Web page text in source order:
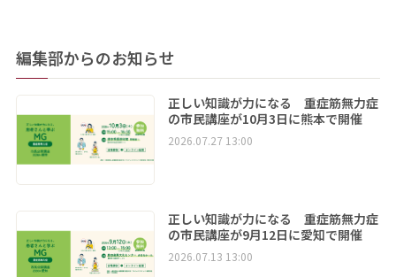
編集部からのお知らせ
正しい知識が力になる 重症筋無力症
の市民講座が10月3日に熊本で開催
2026.07.27 13:00
正しい知識が力になる 重症筋無力症
の市民講座が9月12日に愛知で開催
2026.07.13 13:00